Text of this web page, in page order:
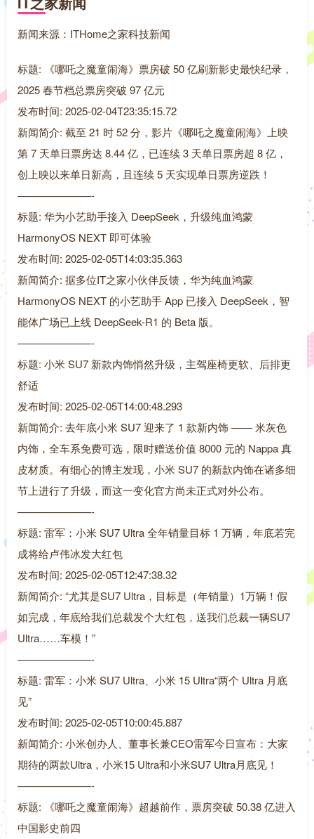
新闻来源：ITHome之家科技新闻
标题: 《哪吒之魔童闹海》票房破 50 亿刷新影史最快纪录，
2025 春节档总票房突破 97 亿元
发布时间: 2025-02-04T23:35:15.72
新闻简介: 截至 21 时 52 分，影片《哪吒之魔童闹海》上映
第 7 天单日票房达 8.44 亿，已连续 3 天单日票房超 8 亿，
创上映以来单日新高，且连续 5 天实现单日票房逆跌！
———————-
标题: 华为小艺助手接入 DeepSeek，升级纯血鸿蒙
HarmonyOS NEXT 即可体验
发布时间: 2025-02-05T14:03:35.363
新闻简介: 据多位IT之家小伙伴反馈，华为纯血鸿蒙
HarmonyOS NEXT 的小艺助手 App 已接入 DeepSeek，智
能体广场已上线 DeepSeek-R1 的 Beta 版。
———————-
标题: 小米 SU7 新款内饰悄然升级，主驾座椅更软、后排更
舒适
发布时间: 2025-02-05T14:00:48.293
新闻简介: 去年底小米 SU7 迎来了 1 款新内饰 —— 米灰色
内饰，全车系免费可选，限时赠送价值 8000 元的 Nappa 真
皮材质。有细心的博主发现，小米 SU7 的新款内饰在诸多细
节上进行了升级，而这一变化官方尚未正式对外公布。
———————-
标题: 雷军：小米 SU7 Ultra 全年销量目标 1 万辆，年底若完
成将给卢伟冰发大红包
发布时间: 2025-02-05T12:47:38.32
新闻简介: “尤其是SU7 Ultra，目标是（年销量）1万辆！假
如完成，年底给我们总裁发个大红包，送我们总裁一辆SU7
Ultra……车模！”
———————-
标题: 雷军：小米 SU7 Ultra、小米 15 Ultra“两个 Ultra 月底
见”
发布时间: 2025-02-05T10:00:45.887
新闻简介: 小米创办人、董事长兼CEO雷军今日宣布：大家
期待的两款Ultra，小米15 Ultra和小米SU7 Ultra月底见！
———————-
标题: 《哪吒之魔童闹海》超越前作，票房突破 50.38 亿进入
中国影史前四